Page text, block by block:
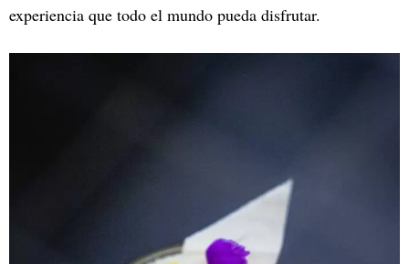
experiencia que todo el mundo pueda disfrutar.